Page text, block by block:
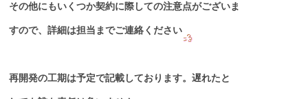
その他にもいくつか契約に際しての注意点がございま
すので、詳細は担当までご連絡ください
再開発の工期は予定で記載しております。遅れたと